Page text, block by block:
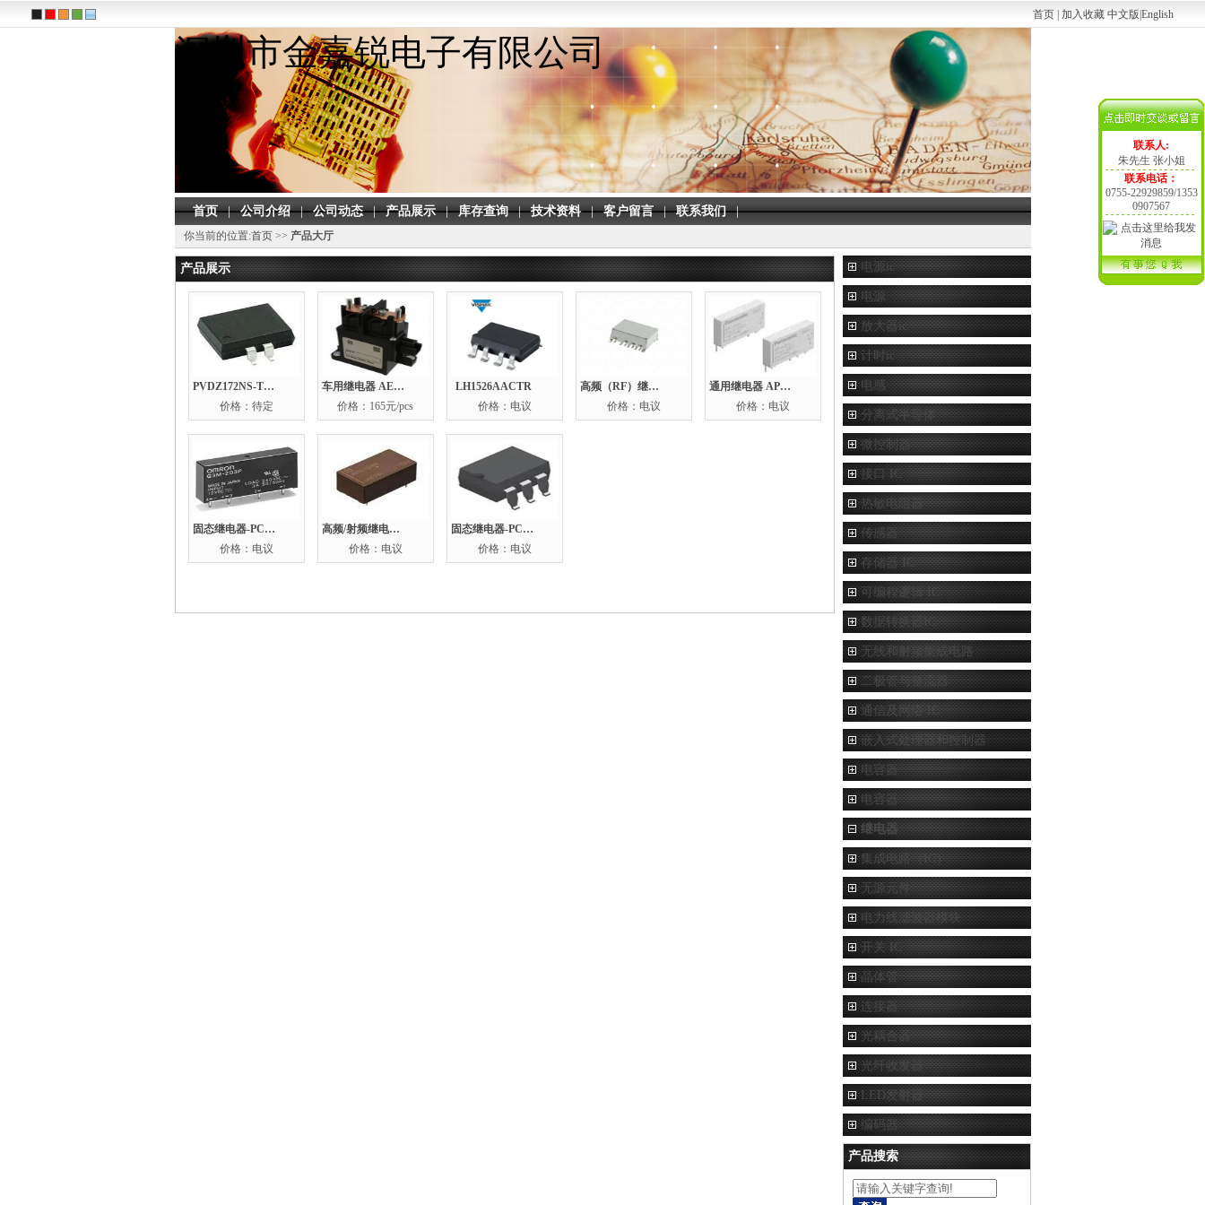
联系人:
朱先生 张小姐
联系电话：
0755-22929859/1353
0907567
首页 加入收藏 中文版 English
深圳市金嘉锐电子有限公司
首页|公司介绍|公司动态|产品展示|库存查询|技术资料|客户留言|联系我们|
你当前的位置:首页>> 产品大厅
电源ic
电源
放大器ic
计时ic
电感
分离式半导体
微控制器
接口 IC
热敏电阻器
传感器
存储器 IC
可编程逻辑 IC
数据转换器IC
无线和射频集成电路
二极管与整流器
通信及网络 IC
嵌入式处理器和控制器
电容器
电容器
继电器
集成电路（IC）
无源元件
电力线滤波器模块
开关 IC
晶体管
连接器
光耦合器
光纤收发器
LED发射器
编码器
产品搜索
产品展示
PVDZ172NS-TPBF
价格：待定
车用继电器 AEV18024
价格：165元/pcs
LH1526AACTR
价格：电议
高频（RF）继电器 > G6K-2F-RF-TR03 DC3
价格：电议
通用继电器 APF30224
价格：电议
固态继电器-PCB安装 G3M-203P-UTU-1 DC12
价格：电议
高频/射频继电器 ： ARE1012
价格：电议
固态继电器-PCB安装：CPC1510GS
价格：电议